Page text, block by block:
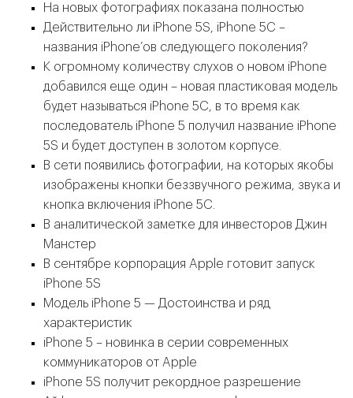
На новых фотографиях показана полностью
Действительно ли iPhone 5S, iPhone 5C –
названия iPhone’ов следующего поколения?
К огромному количеству слухов о новом iPhone
добавился еще один – новая пластиковая модель
будет называться iPhone 5C, в то время как
последователь iPhone 5 получил название iPhone
5S и будет доступен в золотом корпусе.
В сети появились фотографии, на которых якобы
изображены кнопки беззвучного режима, звука и
кнопка включения iPhone 5C.
В аналитической заметке для инвесторов Джин
Манстер
В сентябре корпорация Apple готовит запуск
iPhone 5S
Модель iPhone 5 — Достоинства и ряд
характеристик
iPhone 5 – новинка в серии современных
коммуникаторов от Apple
iPhone 5S получит рекордное разрешение